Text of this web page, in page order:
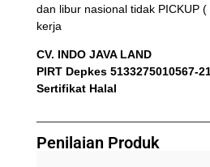
dan libur nasional tidak PICKUP
kerja
CV. INDO JAVA LAND
PIRT Depkes 5133275010567-
Sertifikat Halal
Penilaian Produk